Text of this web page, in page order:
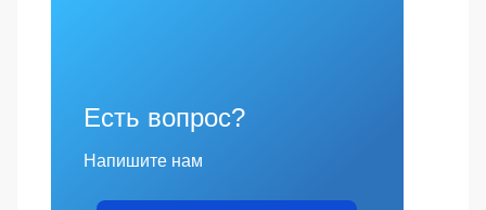
Есть вопрос?
Напишите нам